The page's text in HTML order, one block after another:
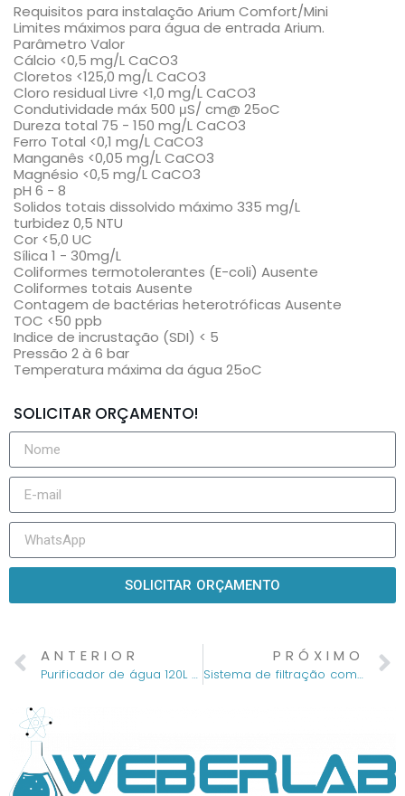
Requisitos para instalação Arium Comfort/Mini
Limites máximos para água de entrada Arium.
Parâmetro Valor
Cálcio <0,5 mg/L CaCO3
Cloretos <125,0 mg/L CaCO3
Cloro residual Livre <1,0 mg/L CaCO3
Condutividade máx 500 μS/ cm@ 25oC
Dureza total 75 - 150 mg/L CaCO3
Ferro Total <0,1 mg/L CaCO3
Manganês <0,05 mg/L CaCO3
Magnésio <0,5 mg/L CaCO3
pH 6 - 8
Solidos totais dissolvido máximo 335 mg/L
turbidez 0,5 NTU
Cor <5,0 UC
Sílica 1 - 30mg/L
Coliformes termotolerantes (E-coli) Ausente
Coliformes totais Ausente
Contagem de bactérias heterotróficas Ausente
TOC <50 ppb
Indice de incrustação (SDI) < 5
Pressão 2 à 6 bar
Temperatura máxima da água 25oC
SOLICITAR ORÇAMENTO!
SOLICITAR ORÇAMENTO
ANTERIOR
Purificador de água 120L hora
PRÓXIMO
Sistema de filtração com membrana de Polietersulfona 250ML